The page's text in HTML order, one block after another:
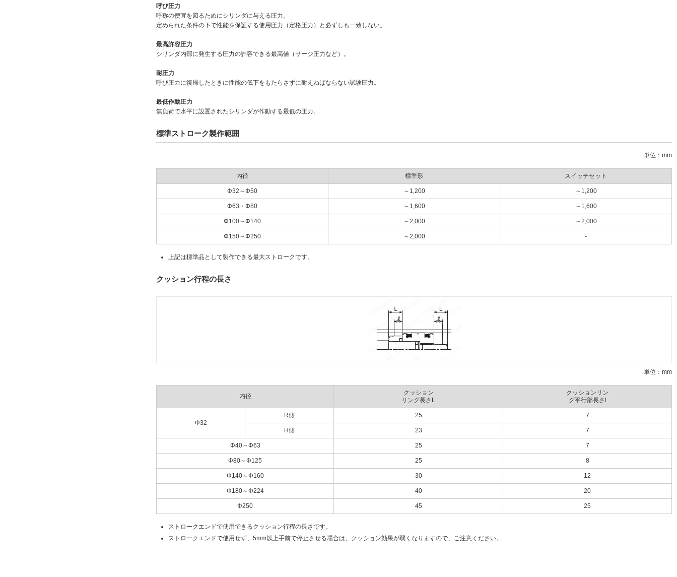
呼び圧力
呼称の便宜を図るためにシリンダに与える圧力。
定められた条件の下で性能を保証する使用圧力（定格圧力）と必ずしも一致しない。
最高許容圧力
シリンダ内部に発生する圧力の許容できる最高値（サージ圧力など）。
耐圧力
呼び圧力に復帰したときに性能の低下をもたらさずに耐えねばならない試験圧力。
最低作動圧力
無負荷で水平に設置されたシリンダが作動する最低の圧力。
標準ストローク製作範囲
単位：mm
内径 標準形 スイッチセット
Φ32～Φ50 ～1,200 ～1,200
Φ63・Φ80 ～1,600 ～1,600
Φ100～Φ140 ～2,000 ～2,000
Φ150～Φ250 ～2,000 -
上記は標準品として製作できる最大ストロークです。
クッション行程の長さ
単位：mm
内径
クッション
リング長さL
クッションリン
グ平行部長さl
Φ32
R側 25 7
H側 23 7
Φ40～Φ63 25 7
Φ80～Φ125 25 8
Φ140～Φ160 30 12
Φ180～Φ224 40 20
Φ250 45 25
ストロークエンドで使用できるクッション行程の長さです。
ストロークエンドで使用せず、5mm以上手前で停止させる場合は、クッション効果が弱くなりますので、ご注意ください。